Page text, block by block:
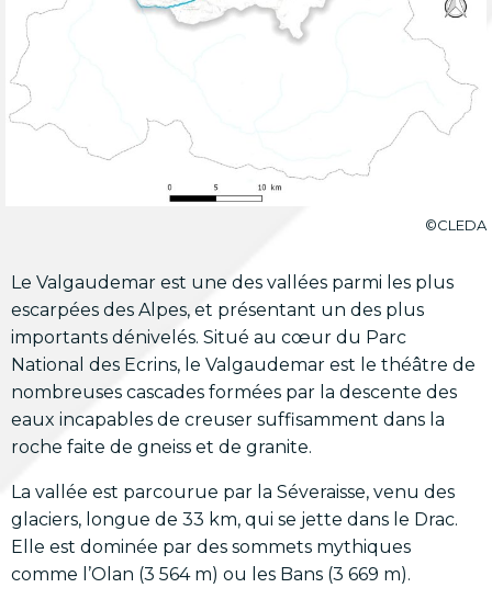
©CLEDA
Le Valgaudemar est une des vallées parmi les plus
escarpées des Alpes, et présentant un des plus
importants dénivelés. Situé au cœur du Parc
National des Ecrins, le Valgaudemar est le théâtre de
nombreuses cascades formées par la descente des
eaux incapables de creuser suffisamment dans la
roche faite de gneiss et de granite.
La vallée est parcourue par la Séveraisse, venu des
glaciers, longue de 33 km, qui se jette dans le Drac.
Elle est dominée par des sommets mythiques
comme l’Olan (3 564 m) ou les Bans (3 669 m).